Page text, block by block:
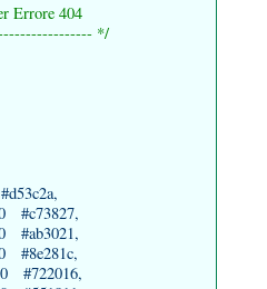
Errore 404
*/